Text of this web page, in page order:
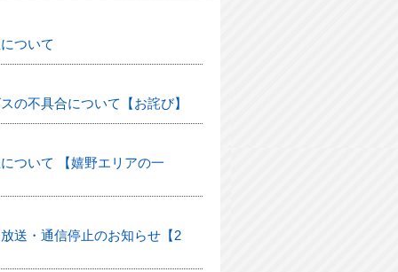
ついて
の不具合について【お詫び】
ついて 【嬉野エリアの一
送・通信停止のお知らせ【2